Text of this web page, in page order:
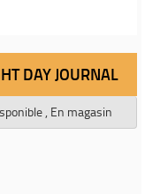
DAY JOURNAL
, En magasin